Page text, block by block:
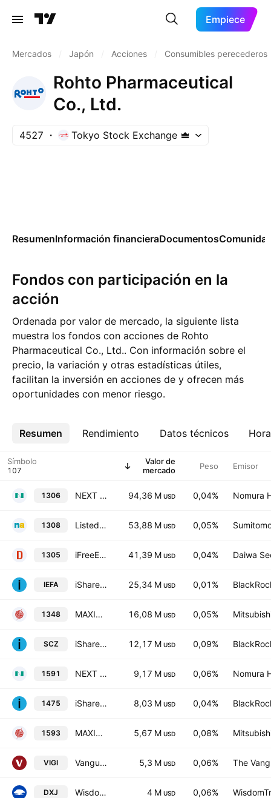
Empiece
Mercados Japón Acciones Consumibles perecederos
Rohto Pharmaceutical
Co., Ltd.
4527 Tokyo Stock Exchange
ResumenInformación financieraDocumentos
Fondos con participación en la
acción
Ordenada por valor de mercado, la siguiente lista
muestra los fondos con acciones de Rohto
Pharmaceutical Co., Ltd.. Con información sobre el
precio, la variación y otras estadísticas útiles,
facilitan la inversión en acciones de y ofrecen más
oportunidades con menor riesgo.
Resumen Rendimiento Datos técnicos
Más
Símbolo
Valor de
mercado
Peso Emisor
1306 NEXT FUNDS TOPIX ETF 94,36 M USD 0,04% Nomura
1308 Listed Index Fund TOPIX 53,88 M USD 0,05%
1305 iFreeETF TOPIX (Yearly Dividend Type) 41,39 M USD 0,04% Daiwa
IEFA iShares Core MSCI EAFE ETF 25,34 M USD 0,01%
1348 MAXIS TOPIX ETF Units 16,08 M USD 0,05%
SCZ iShares MSCI EAFE Small-Cap ETF 12,17 M USD 0,09%
1591 NEXT FUNDS JPX-Nikkei Index 400 ETF 9,17 M USD 0,06% Nomura
1475 iShares Core TOPIX ETF 8,03 M USD 0,04%
1593 MAXIS JPX-Nikkei Index 400 ETF 5,67 M USD 0,08%
VIGI Vanguard International Dividend Appreciation ETF 5,3 M USD 0,06% The
DXJ WisdomTree Japan Hedged Equity Fund 4 M USD 0,06%